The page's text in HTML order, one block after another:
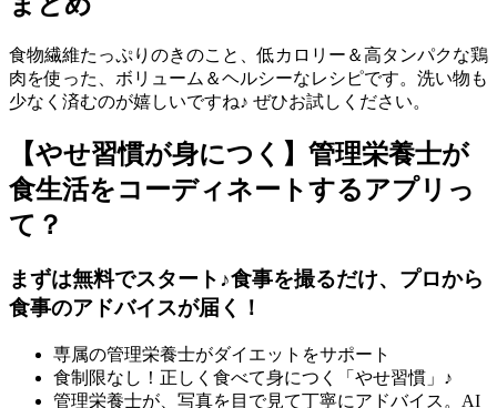
食物繊維たっぷりのきのこと、低カロリー＆高タンパクな鶏
肉を使った、ボリューム＆ヘルシーなレシピです。洗い物も
少なく済むのが嬉しいですね♪ ぜひお試しください。
【やせ習慣が身につく】管理栄養士が
食生活をコーディネートするアプリっ
て？
まずは無料でスタート♪食事を撮るだけ、プロから
食事のアドバイスが届く！
専属の管理栄養士がダイエットをサポート
食制限なし！正しく食べて身につく「やせ習慣」♪
管理栄養士が、写真を目で見て丁寧にアドバイス。AI